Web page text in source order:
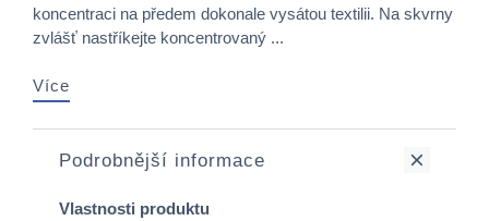
koncentraci na předem dokonale vysátou textilii. Na skvrny
zvlášť nastříkejte koncentrovaný ...
Více
Podrobnější informace
Vlastnosti produktu